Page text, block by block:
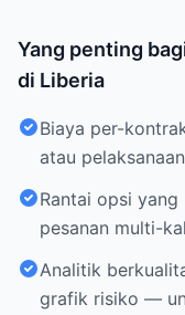
Yang penting
di Liberia
Biaya per-
atau
Rantai opsi
pesanan multi-
Analitik
grafik risiko —